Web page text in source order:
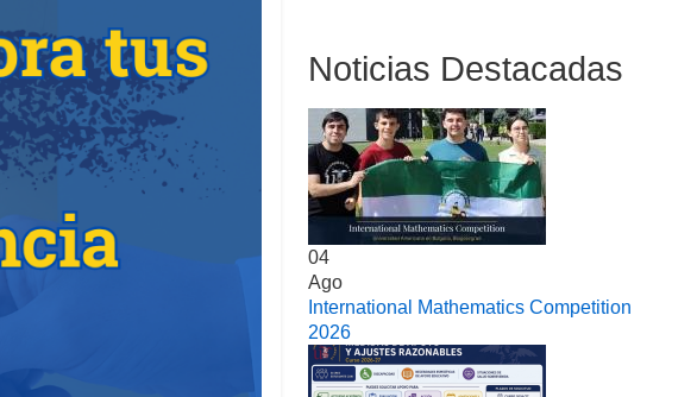
Noticias Destacadas
04
Ago
International Mathematics Competition
2026